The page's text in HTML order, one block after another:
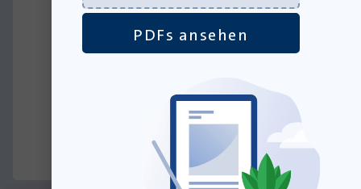
vor.
PDFs ansehen